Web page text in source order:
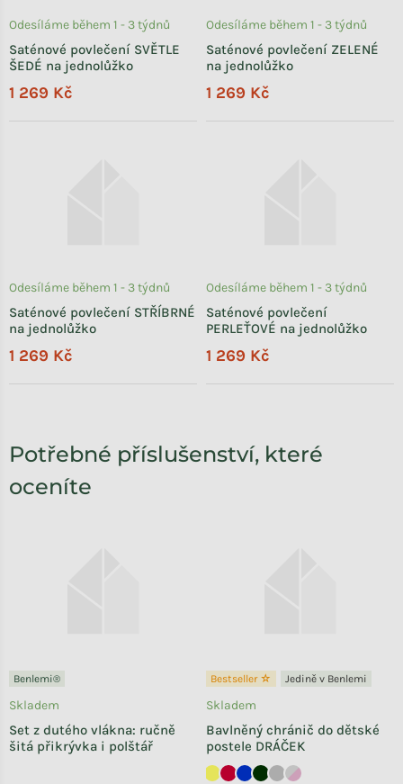
Saténové povlečení SVĚTLE
ŠEDÉ na jednolůžko
Odesíláme během 1 - 3 týdnů
1 269 Kč
Saténové povlečení ZELENÉ
na jednolůžko
Odesíláme během 1 - 3 týdnů
1 269 Kč
Saténové povlečení STŘÍBRNÉ
na jednolůžko
Odesíláme během 1 - 3 týdnů
1 269 Kč
Saténové povlečení
PERLEŤOVÉ na jednolůžko
Odesíláme během 1 - 3 týdnů
1 269 Kč
Potřebné příslušenství, které
oceníte
Benlemi®
Set z dutého vlákna: ručně
šitá přikrývka i polštář
Skladem
Bestseller ☆ Jedině v Benlemi
Bavlněný chránič do dětské
postele DRÁČEK
Skladem